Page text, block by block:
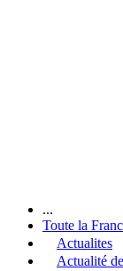
...
Toute la
Actualites
Actualité